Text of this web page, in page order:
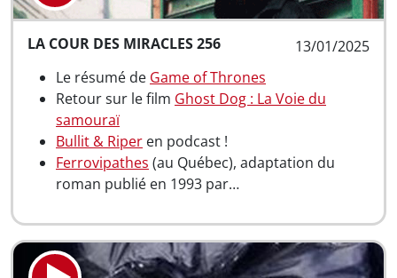
13/01/2025
LA COUR DES MIRACLES 256
Le résumé de Game of Thrones
Retour sur le film Ghost Dog : La Voie du
samouraï
Bullit & Riper en podcast !
Ferrovipathes (au Québec), adaptation du
roman publié en 1993 par…